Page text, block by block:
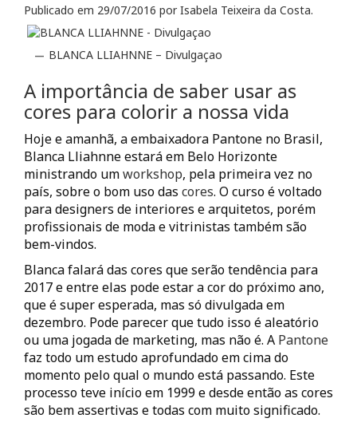
Publicado em 29/07/2016 porIsabela Teixeira da Costa.
BLANCA LLIAHNNE – Divulgaçao
A importância de saber usar as
cores para colorir a nossa vida
Hoje e amanhã, a embaixadora Pantone no Brasil,
Blanca Lliahnne estará em Belo Horizonte
ministrando umworkshop, pela primeira vez no
país, sobre o bom uso das cores. O curso é voltado
para designers de interiores e arquitetos, porém
profissionais de moda e vitrinistas também são
bem-vindos.
Blanca falará das cores que serão tendência para
2017 e entre elas pode estar a cor do próximo ano,
que é super esperada, mas só divulgada em
dezembro. Pode parecer que tudo isso é aleatório
ou uma jogada de marketing, mas não é. A Pantone
faz todo um estudo aprofundado em cima do
momento pelo qual o mundo está passando. Este
processo teve início em 1999 e desde então as cores
são bem assertivas e todas com muito significado.